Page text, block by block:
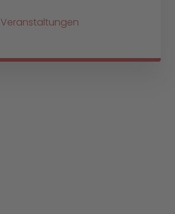
Veranstaltungen